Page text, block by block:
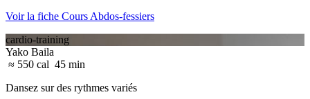
Voir la fiche Cours Abdos-fessiers
cardio-training
Yako Baila
≈ 550 cal 45 min
Dansez sur des rythmes variés